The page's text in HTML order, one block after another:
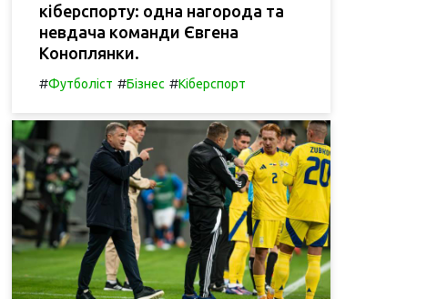
кіберспорту: одна нагорода та
невдача команди Євгена
Коноплянки.
#Футболіст #Бізнес #Кіберспорт